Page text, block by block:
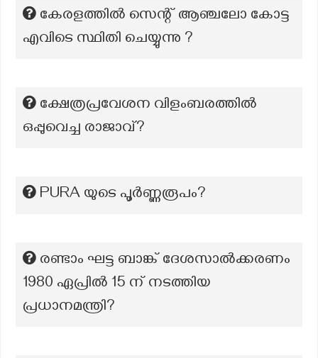
കേരളത്തിൽ സെന്റ് ആഞ്ചലോ കോട്ട
എവിടെ സ്ഥിതി ചെയ്യുന്നു ?
ക്ഷേത്രപ്രവേശന വിളംബരത്തിൽ
ഒപ്പുവെച്ച രാജാവ്?
PURA യുടെ പൂര്‍ണ്ണരൂപം?
രണ്ടാം ഘട്ട ബാങ്ക് ദേശസാൽക്കരണം
1980 ഏപ്രിൽ 15 ന് നടത്തിയ
പ്രധാനമന്ത്രി?